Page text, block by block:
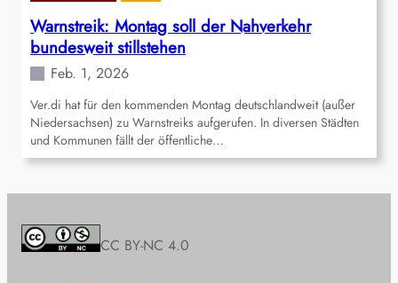
Warnstreik: Montag soll der Nahverkehr
bundesweit stillstehen
Feb. 1, 2026
Ver.di hat für den kommenden Montag deutschlandweit (außer
Niedersachsen) zu Warnstreiks aufgerufen. In diversen Städten
und Kommunen fällt der öffentliche…
CC BY-NC 4.0